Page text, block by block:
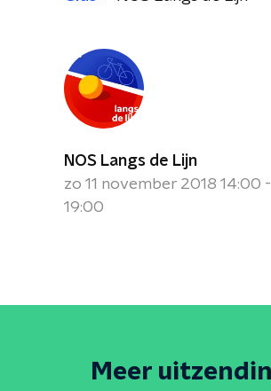
NOS Langs de Lijn
zo 11 november 2018 14:00 -
19:00
Meer